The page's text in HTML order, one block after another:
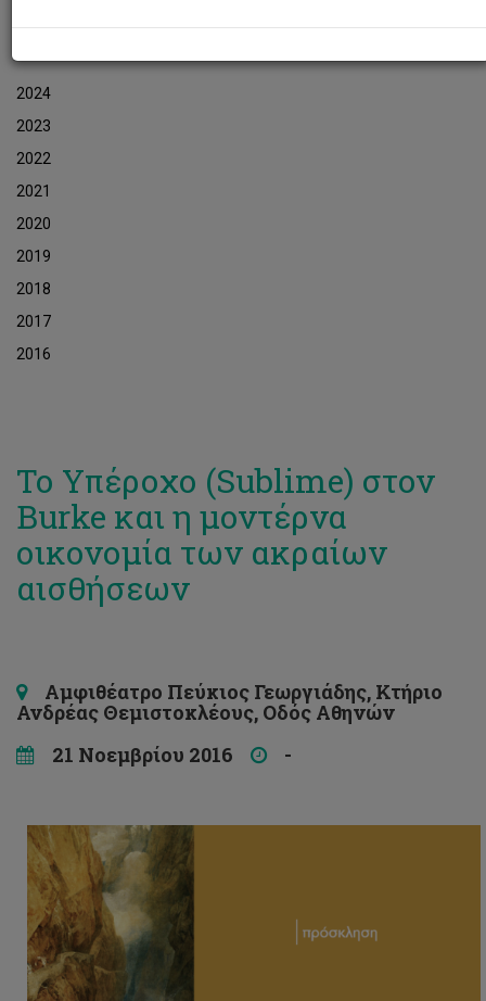
2024
2023
2022
2021
2020
2019
2018
2017
2016
Το Υπέροχο (Sublime) στον
Burke και η μοντέρνα
οικονομία των ακραίων
αισθήσεων
Αμφιθέατρο Πεύκιος Γεωργιάδης, Κτήριο
Ανδρέας Θεμιστοκλέους, Οδός Αθηνών
21 Νοεμβρίου 2016
-